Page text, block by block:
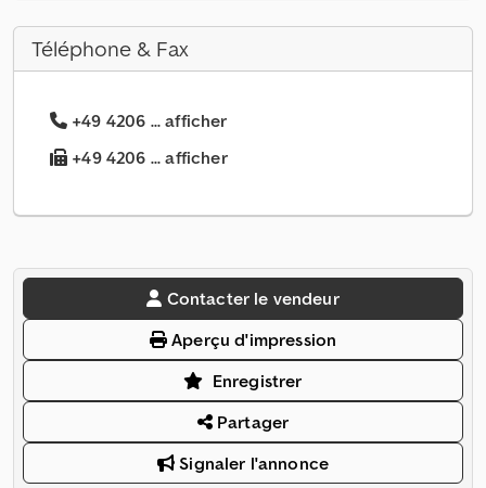
Téléphone & Fax
+49 4206 ... afficher
+49 4206 ... afficher
Contacter le vendeur
Aperçu d'impression
Enregistrer
Partager
Signaler l'annonce